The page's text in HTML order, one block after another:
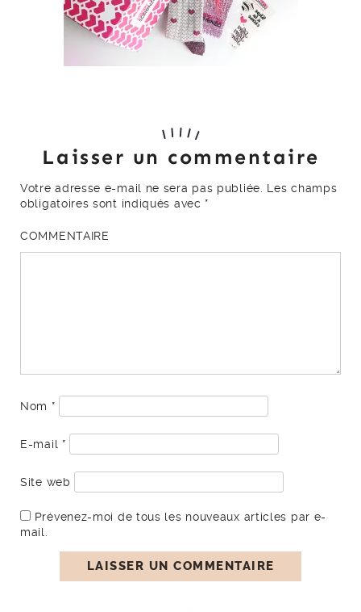
Laisser un commentaire
Votre adresse e-mail ne sera pas publiée.
Les champs
obligatoires sont indiqués avec *
COMMENTAIRE
Nom *
E-mail *
Site web
Prévenez-moi de tous les nouveaux articles par e-
mail.